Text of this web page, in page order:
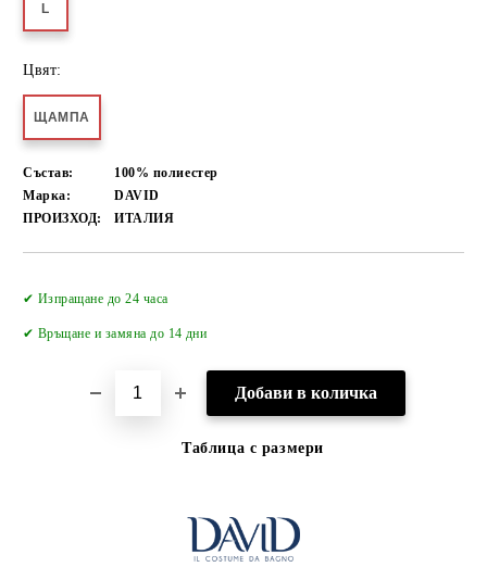
L
Цвят:
ЩАМПА
Състав:
100% полиестер
Марка:
DAVID
ПРОИЗХОД:
ИТАЛИЯ
✔ Изпращане до 24 часа
✔ Връщане и замяна до 14 дни
Таблица с размери